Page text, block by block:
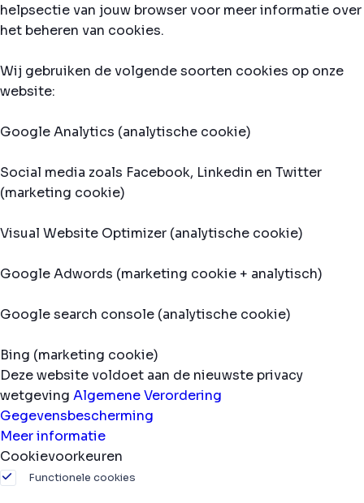
helpsectie van jouw browser voor meer informatie over
het beheren van cookies.
Wij gebruiken de volgende soorten cookies op onze
website:
Google Analytics (analytische cookie)
Social media zoals Facebook, Linkedin en Twitter
(marketing cookie)
Visual Website Optimizer (analytische cookie)
Google Adwords (marketing cookie + analytisch)
Google search console (analytische cookie)
Bing (marketing cookie)
Deze website voldoet aan de nieuwste privacy
wetgeving Algemene Verordering
Gegevensbescherming
Meer informatie
Cookievoorkeuren
Functionele cookies